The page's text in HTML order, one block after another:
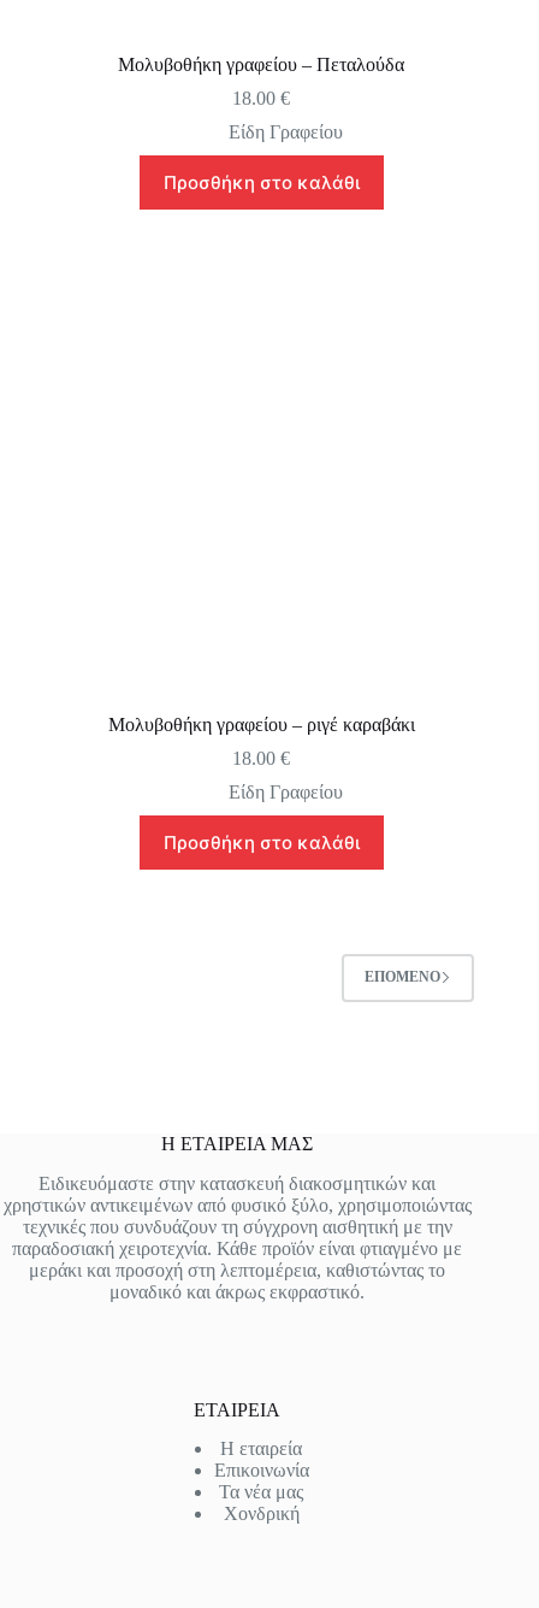
Μολυβοθήκη γραφείου – Πεταλούδα
18.00€
Είδη Γραφείου
Προσθήκη στο καλάθι
Μολυβοθήκη γραφείου – ριγέ καραβάκι
18.00€
Είδη Γραφείου
Προσθήκη στο καλάθι
ΕΠΌΜΕΝΟ
Η ΕΤΑΙΡΕΙΑ ΜΑΣ
Ειδικευόμαστε στην κατασκευή διακοσμητικών και
χρηστικών αντικειμένων από φυσικό ξύλο, χρησιμοποιώντας
τεχνικές που συνδυάζουν τη σύγχρονη αισθητική με την
παραδοσιακή χειροτεχνία. Κάθε προϊόν είναι φτιαγμένο με
μεράκι και προσοχή στη λεπτομέρεια, καθιστώντας το
μοναδικό και άκρως εκφραστικό.
ΕΤΑΙΡΕΙΑ
Η εταιρεία
Επικοινωνία
Τα νέα μας
Χονδρική